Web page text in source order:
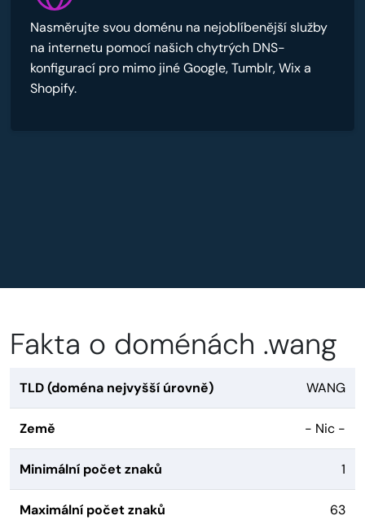
Nasměrujte svou doménu na nejoblíbenější služby
na internetu pomocí našich chytrých DNS-
konfigurací pro mimo jiné Google, Tumblr, Wix a
Shopify.
Fakta o doménách .wang
TLD (doména nejvyšší úrovně) WANG
Země - Nic -
Minimální počet znaků 1
Maximální počet znaků 63